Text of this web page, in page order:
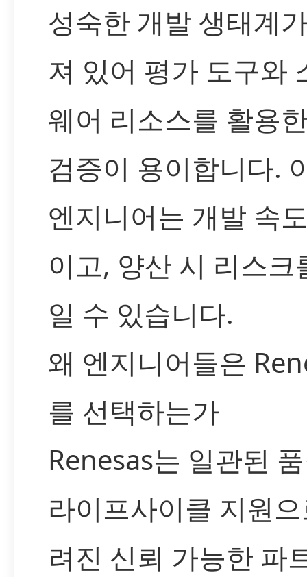
성숙한 개발 생태계
져 있어 평가 도구와
웨어 리소스를 활용
검증이 용이합니다.
엔지니어는 개발 속
이고, 양산 시 리스크
일 수 있습니다.
왜 엔지니어들은
를 선택하는가
Renesas는 일관된
라이프사이클 지원
려진 신뢰 가능한 파